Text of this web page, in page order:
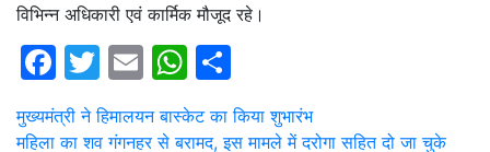
विभिन्न अधिकारी एवं कार्मिक मौजूद रहे।
Facebook
Twitter
EmailWhatsApp
Post
मुख्यमंत्री ने हिमालयन बास्केट का किया शुभारंभ
महिला का शव गंगनहर से बरामद, इस मामले में दरोगा सहित दो जा चुके